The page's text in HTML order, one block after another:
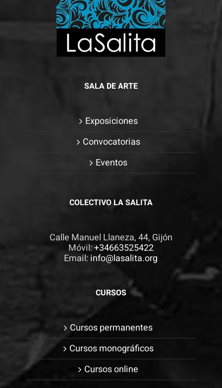
SALA DE ARTE
Exposiciones
Convocatorias
Eventos
COLECTIVO LA SALITA
Calle Manuel Llaneza, 44, Gijón
Móvil:+34663525422
Email:info@lasalita.org
CURSOS
Cursos permanentes
Cursos monográficos
Cursos online